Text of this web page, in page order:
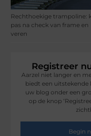
Rechthoekige trampoline:
pas na check van frame en
veren
Registreer
Aarzel niet langer en
biedt een uitstekende
uw blog onder een
op de knop
Begin